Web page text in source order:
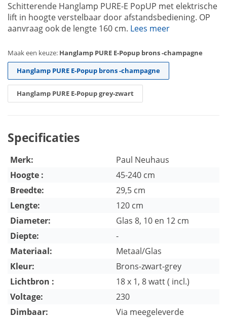
Schitterende Hanglamp PURE-E PopUP met elektrische
lift in hoogte verstelbaar door afstandsbediening. OP
aanvraag ook de lengte 160 cm. Lees meer
Maak een keuze: Hanglamp PURE E-Popup brons -champagne
Hanglamp PURE E-Popup brons -champagne
Hanglamp PURE E-Popup grey-zwart
Specificaties
Merk:
Paul Neuhaus
Hoogte :
45-240 cm
Breedte:
29,5 cm
Lengte:
120 cm
Diameter:
Glas 8, 10 en 12 cm
Diepte:
-
Materiaal:
Metaal/Glas
Kleur:
Brons-zwart-grey
Lichtbron :
18 x 1, 8 watt ( incl.)
Voltage:
230
Dimbaar:
Via meegeleverde